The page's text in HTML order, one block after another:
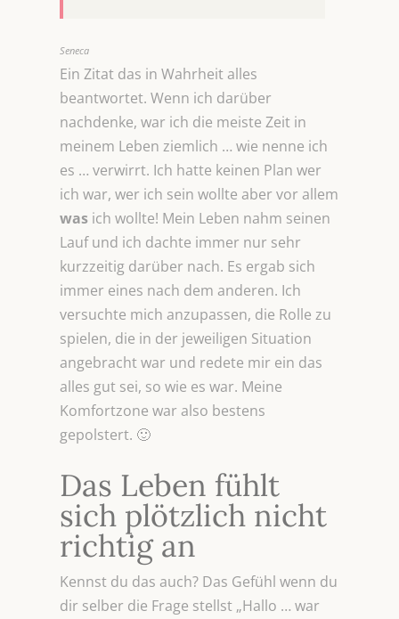
Seneca
Ein Zitat das in Wahrheit alles
beantwortet. Wenn ich darüber
nachdenke, war ich die meiste Zeit in
meinem Leben ziemlich … wie nenne ich
es … verwirrt. Ich hatte keinen Plan wer
ich war, wer ich sein wollte aber vor allem
was ich wollte! Mein Leben nahm seinen
Lauf und ich dachte immer nur sehr
kurzzeitig darüber nach. Es ergab sich
immer eines nach dem anderen. Ich
versuchte mich anzupassen, die Rolle zu
spielen, die in der jeweiligen Situation
angebracht war und redete mir ein das
alles gut sei, so wie es war. Meine
Komfortzone war also bestens
gepolstert. 🙂
Das Leben fühlt
sich plötzlich nicht
richtig an
Kennst du das auch? Das Gefühl wenn du
dir selber die Frage stellst „Hallo … war